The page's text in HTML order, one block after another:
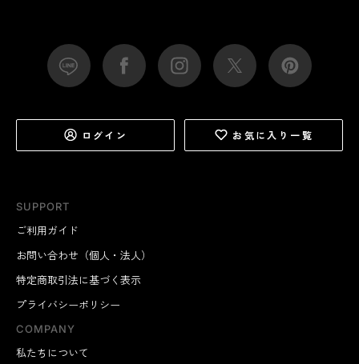
SUPPORT
ご利用ガイド
お問い合わせ（個人・法人）
特定商取引法に基づく表示
プライバシーポリシー
COMPANY
私たちについて
ログイン お気に入り一覧